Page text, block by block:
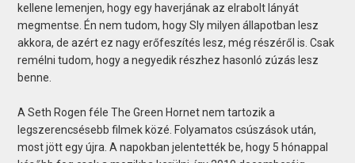
kellene lemenjen, hogy egy haverjának az elrabolt lányát
megmentse. Én nem tudom, hogy Sly milyen állapotban lesz
akkora, de azért ez nagy erőfeszítés lesz, még részéről is. Csak
remélni tudom, hogy a negyedik részhez hasonló zúzás lesz
benne.
A Seth Rogen féle The Green Hornet nem tartozik a
legszerencsésebb filmek közé. Folyamatos csúszások után,
most jött egy újra. A napokban jelentették be, hogy 5 hónappal